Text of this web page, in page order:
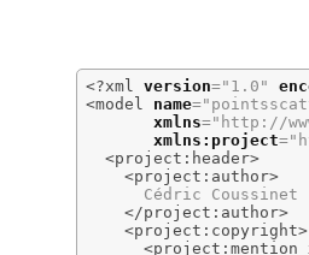
<?xml version="1.0"
<model
name=
xmlns="http://
xmlns:project=
<project:header>
<project:author>
      Cédric Coussinet
</project:author>
<project:copyright>
<project:mention